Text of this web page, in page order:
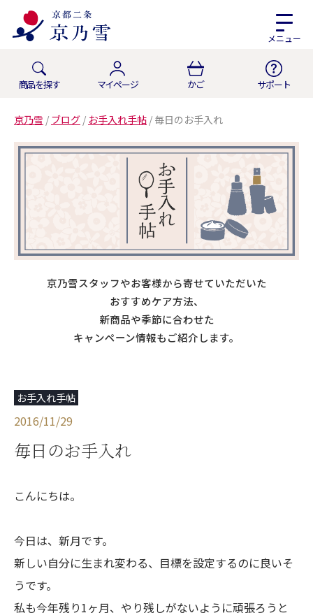
メニュー
商品を探す マイページ かご サポート
京乃雪 / ブログ / お手入れ手帖 / 毎日のお手入れ
京乃雪スタッフやお客様から寄せていただいた
おすすめケア方法、
新商品や季節に合わせた
キャンペーン情報もご紹介します。
お手入れ手帖
2016/11/29
毎日のお手入れ
こんにちは。
今日は、新月です。
新しい自分に生まれ変わる、目標を設定するのに良いそ
うです。
私も今年残り1ヶ月、やり残しがないように頑張ろうと